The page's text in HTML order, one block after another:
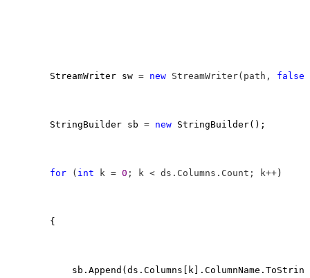
        StreamWriter sw
= new StreamWriter(path, false
        StringBuilder sb
= new StringBuilder();
for ( int k = 0 ; k < ds.Columns.Count; k++)
        {